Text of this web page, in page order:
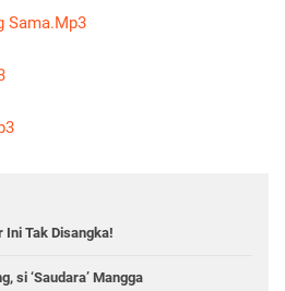
Sama.Mp3
Ini Tak Disangka!
si ‘Saudara’ Mangga